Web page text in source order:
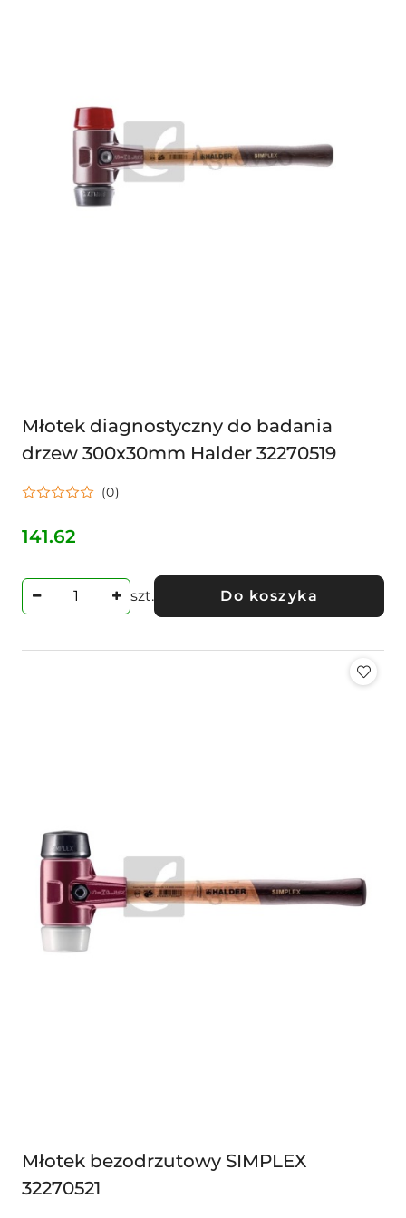
Młotek diagnostyczny do badania
drzew 300x30mm Halder 32270519
(0)
Cena:
141.62
szt. Do koszyka
Młotek bezodrzutowy SIMPLEX
32270521